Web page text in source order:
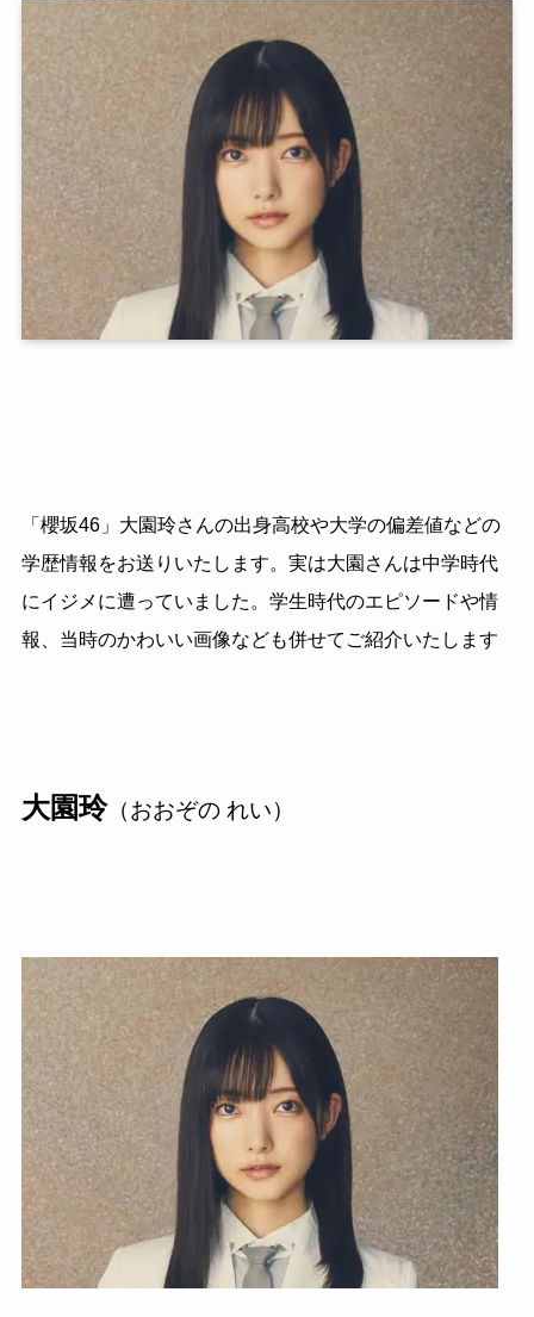
「櫻坂46」大園玲さんの出身高校や大学の偏差値などの
学歴情報をお送りいたします。実は大園さんは中学時代
にイジメに遭っていました。学生時代のエピソードや情
報、当時のかわいい画像なども併せてご紹介いたします
大園玲（おおぞの れい）